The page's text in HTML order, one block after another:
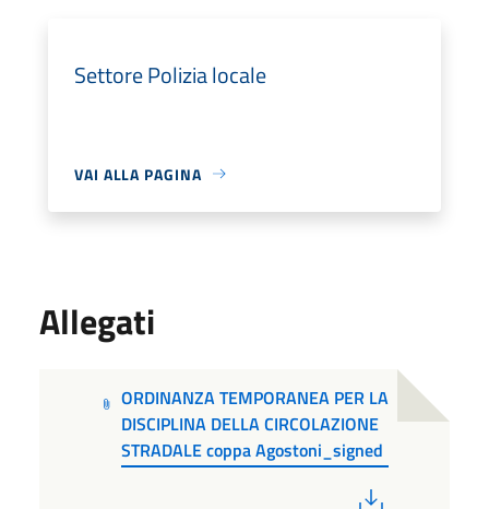
Settore Polizia locale
VAI ALLA PAGINA
Allegati
ORDINANZA TEMPORANEA PER LA
DISCIPLINA DELLA CIRCOLAZIONE
STRADALE coppa Agostoni_signed